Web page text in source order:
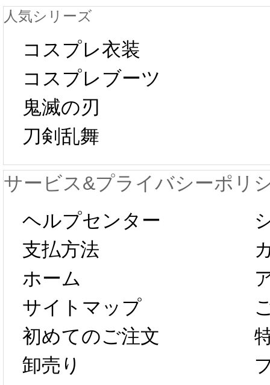
中国旧正月の影
響で2024年2月5
日から工場生産
が一時停止いた
します。 2月5日
以後のご注文
は、2月25日か
らコスプレ制
作、発送予定と
プレ
新春
字半
第二
たし
人気シリーズ
コスプレ衣装
コスプレブーツ
鬼滅の刃
刀剣乱舞
サービス&プライバシーポリ
ヘルプセンター
支払方法
ホーム
サイトマップ
初めてのご注文
卸売り